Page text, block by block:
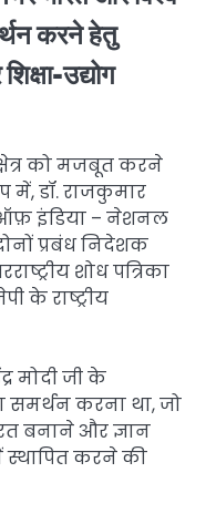
करने हेतु
उद्योग
को मजबूत करने
डॉ. राजकुमार
ऑफ़ इंडिया – नेशनल
प्रबंध निदेशक
शोध पत्रिका
के राष्ट्रीय
मोदी जी के
समर्थन करना था, जो
बनाने और ज्ञान
स्थापित करने की